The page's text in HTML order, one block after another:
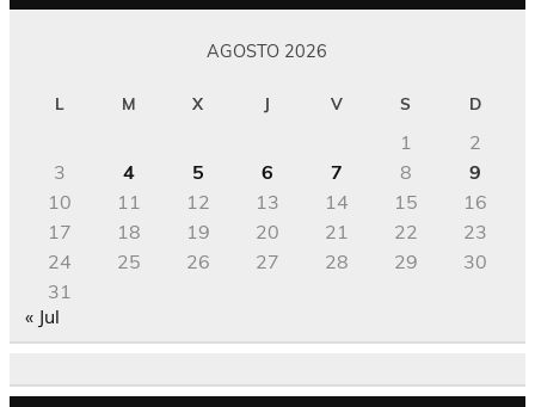
AGOSTO 2026
L M X J V S D
1
2
3
4 5 6 7 8
9
10
11 12 13 14 15
16
17
18 19 20 21 22
23
24
25 26 27 28 29
30
31
« Jul